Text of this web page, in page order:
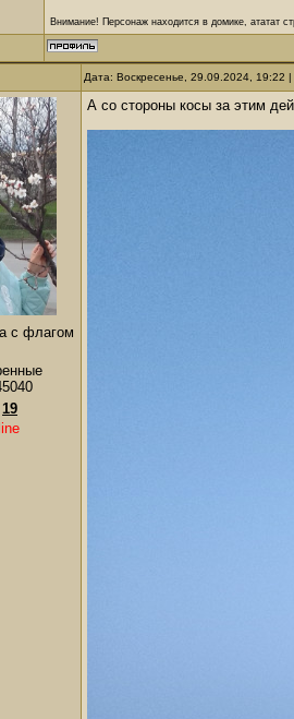
Внимание! Персонаж находится в домике, ататат
Дата: Воскресенье, 29.09.2024,
с флагом
19
А со стороны косы за этим